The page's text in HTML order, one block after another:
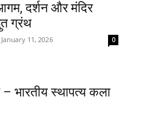
दर्शन और मंदिर
ग्रंथ
January 11, 2026 0
भारतीय स्थापत्य कला